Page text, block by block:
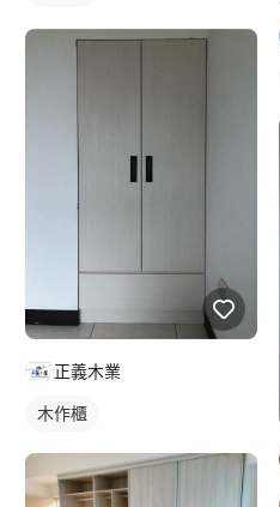
正義木業
木作櫃